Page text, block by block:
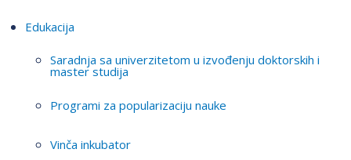
Edukacija
Saradnja sa univerzitetom u izvođenju doktorskih i
master studija
Programi za popularizaciju nauke
Vinča inkubator